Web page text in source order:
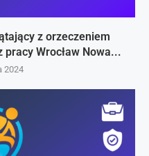
z orzeczeniem
pracy Wrocław Nowa...
2024